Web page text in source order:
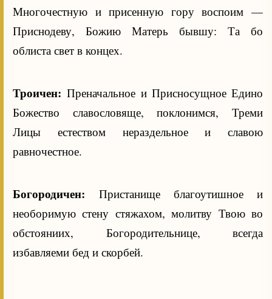
Многочестную и присенную гору воспоим —
Приснодеву, Божию Матерь бывшу: Та бо
облиста свет в концех.
Троичен:Преначальное и Присносущное Едино
Божество славословяще, поклонимся, Треми
Лицы естеством нераздельное и славою
равночестное.
Богородичен: Пристанище благоутишное и
необоримую стену стяжахом, молитву Твою во
обстояниих, Богородительнице, всегда
избавляеми бед и скорбей.